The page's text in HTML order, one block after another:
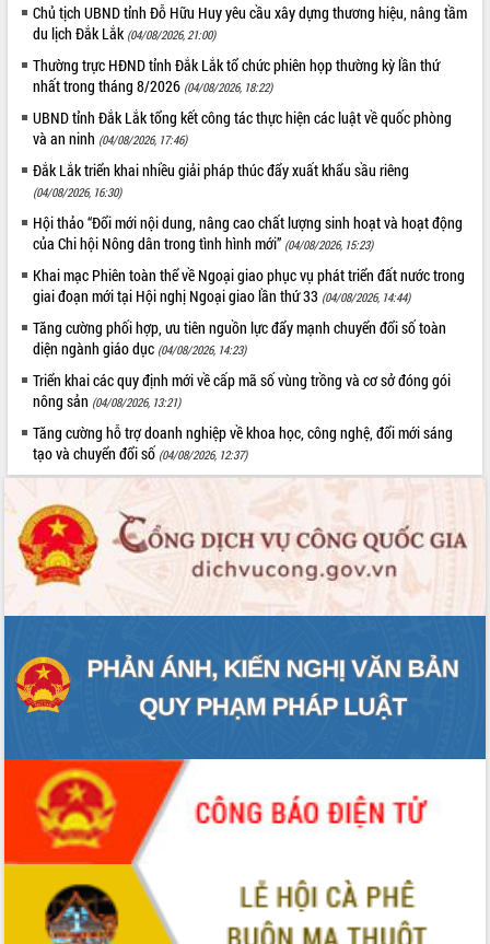
Chủ tịch UBND tỉnh Đỗ Hữu Huy yêu cầu xây dựng thương hiệu, nâng tầm
du lịch Đắk Lắk (04/08/2026, 21:00)
Thường trực HĐND tỉnh Đắk Lắk tổ chức phiên họp thường kỳ lần thứ
nhất trong tháng 8/2026 (04/08/2026, 18:22)
UBND tỉnh Đắk Lắk tổng kết công tác thực hiện các luật về quốc phòng
và an ninh (04/08/2026, 17:46)
Đắk Lắk triển khai nhiều giải pháp thúc đẩy xuất khẩu sầu riêng
(04/08/2026, 16:30)
Hội thảo “Đổi mới nội dung, nâng cao chất lượng sinh hoạt và hoạt động
của Chi hội Nông dân trong tình hình mới” (04/08/2026, 15:23)
Khai mạc Phiên toàn thể về Ngoại giao phục vụ phát triển đất nước trong
giai đoạn mới tại Hội nghị Ngoại giao lần thứ 33 (04/08/2026, 14:44)
Tăng cường phối hợp, ưu tiên nguồn lực đẩy mạnh chuyển đổi số toàn
diện ngành giáo dục (04/08/2026, 14:23)
Triển khai các quy định mới về cấp mã số vùng trồng và cơ sở đóng gói
nông sản (04/08/2026, 13:21)
Tăng cường hỗ trợ doanh nghiệp về khoa học, công nghệ, đổi mới sáng
tạo và chuyển đổi số (04/08/2026, 12:37)